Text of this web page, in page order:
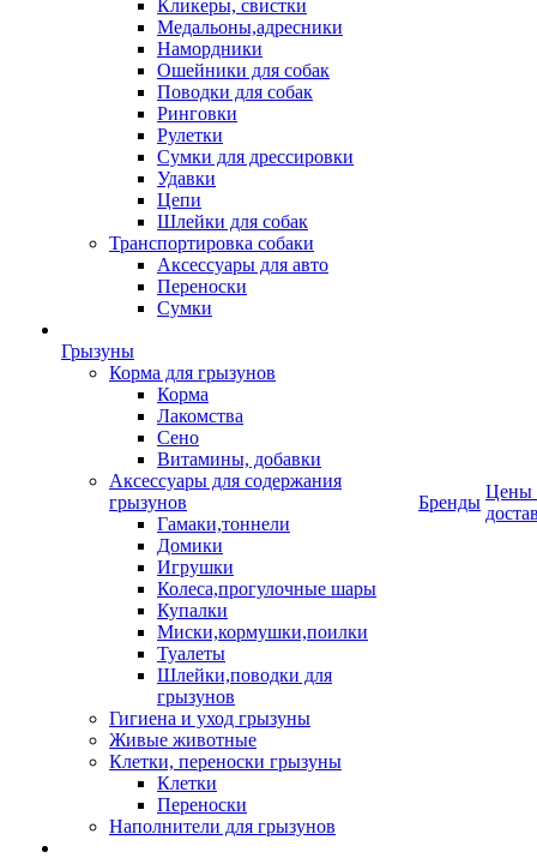
Кликеры, свистки
Медальоны,адресники
Намордники
Ошейники для собак
Поводки для собак
Ринговки
Рулетки
Сумки для дрессировки
Удавки
Цепи
Шлейки для собак
Транспортировка собаки
Аксессуары для авто
Переноски
Сумки
Грызуны
Корма для грызунов
Корма
Лакомства
Сено
Витамины, добавки
Аксессуары для содержания
грызунов
Гамаки,тоннели
Домики
Игрушки
Колеса,прогулочные шары
Купалки
Миски,кормушки,поилки
Туалеты
Шлейки,поводки для
грызунов
Гигиена и уход грызуны
Живые животные
Клетки, переноски грызуны
Клетки
Переноски
Наполнители для грызунов
Бренды
Цены